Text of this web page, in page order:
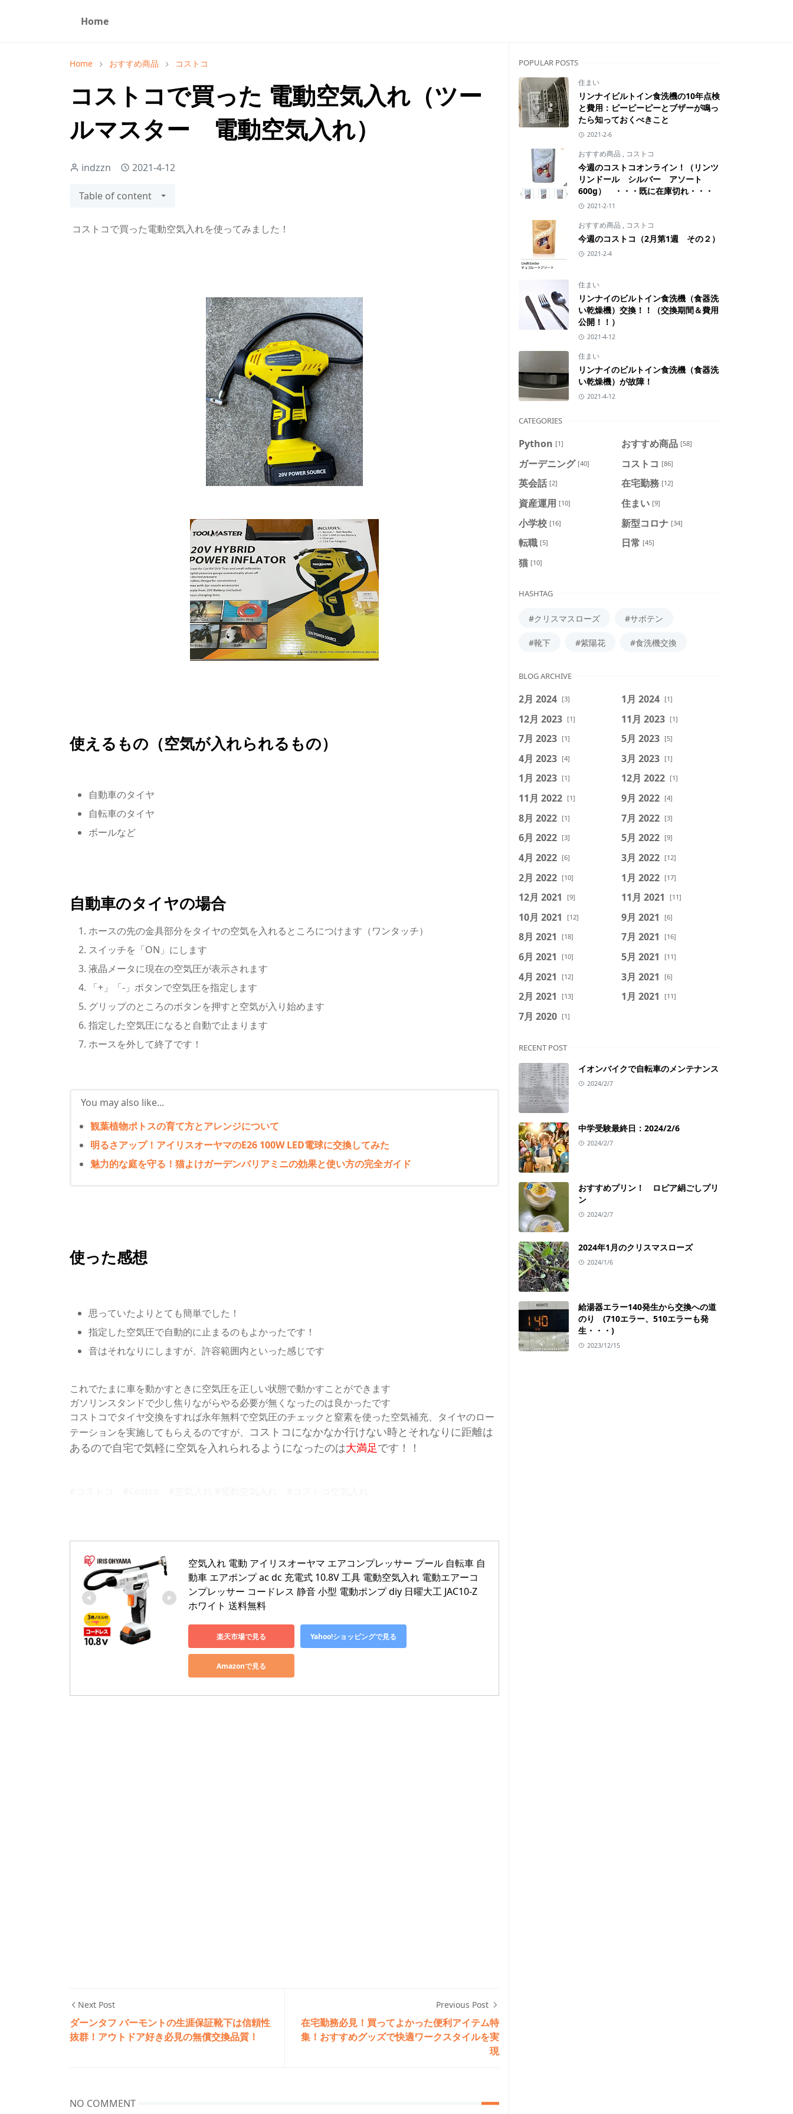
Home
Home おすすめ商品 コストコ
コストコで買った 電動空気入れ（ツー
ルマスター 電動空気入れ）
indzzn 2021-4-12
Table of content
コストコで買った電動空気入れを使ってみました！
使えるもの（空気が入れられるもの）
自動車のタイヤ
自転車のタイヤ
ボールなど
自動車のタイヤの場合
ホースの先の金具部分をタイヤの空気を入れるところにつけます（ワンタッチ）
スイッチを「ON」にします
液晶メータに現在の空気圧が表示されます
「+」「-」ボタンで空気圧を指定します
グリップのところのボタンを押すと空気が入り始めます
指定した空気圧になると自動で止まります
ホースを外して終了です！
You may also like...
観葉植物ポトスの育て方とアレンジについて
明るさアップ！アイリスオーヤマのE26 100W LED電球に交換してみた
魅力的な庭を守る！猫よけガーデンバリアミニの効果と使い方の完全ガイド
使った感想
思っていたよりとても簡単でした！
指定した空気圧で自動的に止まるのもよかったです！
音はそれなりにしますが、許容範囲内といった感じです
これでたまに車を動かすときに空気圧を正しい状態で動かすことができます
ガソリンスタンドで少し焦りながらやる必要が無くなったのは良かったです
コストコでタイヤ交換をすれば永年無料で空気圧のチェックと窒素を使った空気補充、タイヤのロー
テーションを実施してもらえるのですが、 コストコになかなか行けない時とそれなりに距離は
あるので自宅で気軽に空気を入れられるようになったのは大満足です！！
空気入れ 電動 アイリスオーヤマ エアコンプレッサー プール 自転車 自
動車 エアポンプ ac dc 充電式 10.8V 工具 電動空気入れ 電動エアーコ
ンプレッサー コードレス 静音 小型 電動ポンプ diy 日曜大工 JAC10-Z
ホワイト 送料無料
楽天市場で見る Yahoo!ショッピングで見る
Amazonで見る
Next Post
ダーンタフ バーモントの生涯保証靴下は信頼性
抜群！アウトドア好き必見の無償交換品質！
Previous Post
在宅勤務必見！買ってよかった便利アイテム特
集！おすすめグッズで快適ワークスタイルを実
現
NO COMMENT
POPULAR POSTS
住まい
リンナイビルトイン食洗機の10年点検
と費用：ピーピーピーとブザーが鳴っ
たら知っておくべきこと
2021-2-6
おすすめ商品 , コストコ
今週のコストコオンライン！（リンツ
リンドール シルバー アソート
600g） ・・・既に在庫切れ・・・
2021-2-11
おすすめ商品 , コストコ
今週のコストコ（2月第1週 その２）
2021-2-4
住まい
リンナイのビルトイン食洗機（食器洗
い乾燥機）交換！！（交換期間＆費用
公開！！）
2021-4-12
住まい
リンナイのビルトイン食洗機（食器洗
い乾燥機）が故障！
2021-4-12
CATEGORIES
Python [1] おすすめ商品 [58]
ガーデニング [40] コストコ [86]
英会話 [2] 在宅勤務 [12]
資産運用 [10] 住まい [9]
小学校 [16] 新型コロナ [34]
転職 [5] 日常 [45]
猫 [10]
HASHTAG
#クリスマスローズ #サボテン
#靴下 #紫陽花 #食洗機交換
BLOG ARCHIVE
2月 2024 [3] 1月 2024 [1]
12月 2023 [1] 11月 2023 [1]
7月 2023 [1] 5月 2023 [5]
4月 2023 [4] 3月 2023 [1]
1月 2023 [1] 12月 2022 [1]
11月 2022 [1] 9月 2022 [4]
8月 2022 [1] 7月 2022 [3]
6月 2022 [3] 5月 2022 [9]
4月 2022 [6] 3月 2022 [12]
2月 2022 [10] 1月 2022 [17]
12月 2021 [9] 11月 2021 [11]
10月 2021 [12] 9月 2021 [6]
8月 2021 [18] 7月 2021 [16]
6月 2021 [10] 5月 2021 [11]
4月 2021 [12] 3月 2021 [6]
2月 2021 [13] 1月 2021 [11]
7月 2020 [1]
RECENT POST
イオンバイクで自転車のメンテナンス
2024/2/7
中学受験最終日：2024/2/6
2024/2/7
おすすめプリン！ ロピア絹ごしプリ
ン
2024/2/7
2024年1月のクリスマスローズ
2024/1/6
給湯器エラー140発生から交換への道
のり (710エラー、510エラーも発
生・・・)
2023/12/15